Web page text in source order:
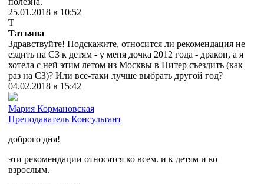
25.01.2018 в 10:52
Т
Татьяна
Здравствуйте! Подскажите, относится ли рекомендация не
ездить на СЗ к детям - у меня дочка 2012 года - дракон, а я
хотела с ней этим летом из Москвы в Питер съездить (как
раз на СЗ)? Или все-таки лучше выбрать другой год?
04.02.2018 в 15:42
Мария Кормановская
Преподаватель Консультант
доброго дня!
эти рекомендации относятся ко всем. и к детям и ко
взрослым.